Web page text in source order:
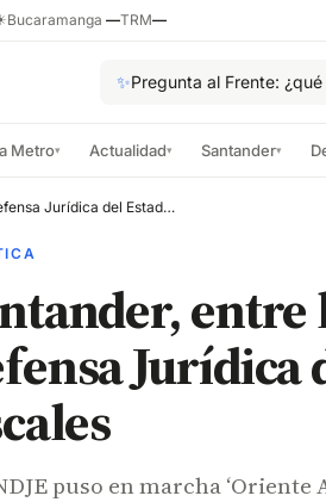
Bucaramanga —TRM—
✨Pregunta al Frente:
Metro▾ Actualidad▾ Santander▾
Santander, entre las regiones donde la Defensa Jurídica del Estado evitó daños fiscales
entre
Jurídica
puso en marcha